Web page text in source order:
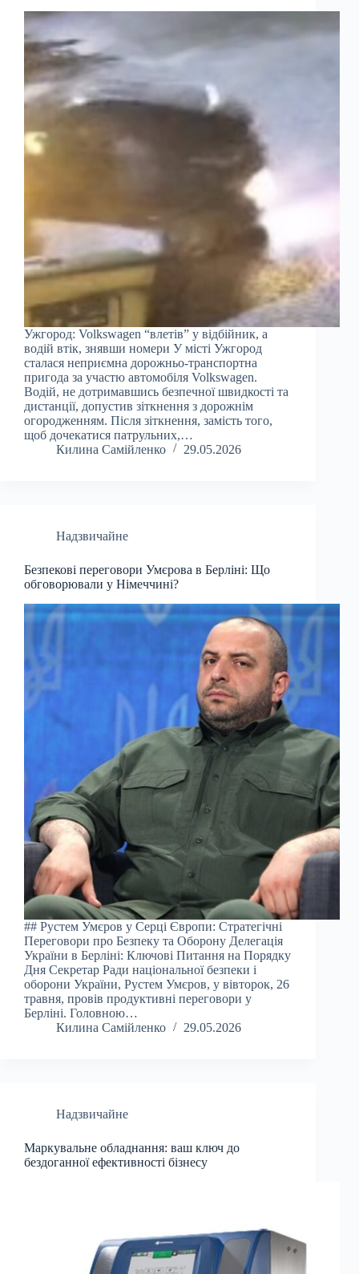
Ужгород: Volkswagen “влетів” у відбійник, а
водій втік, знявши номери У місті Ужгород
сталася неприємна дорожньо-транспортна
пригода за участю автомобіля Volkswagen.
Водій, не дотримавшись безпечної швидкості та
дистанції, допустив зіткнення з дорожнім
огородженням. Після зіткнення, замість того,
щоб дочекатися патрульних,…
Килина Самійленко
29.05.2026
Надзвичайне
Безпекові переговори Умєрова в Берліні: Що
обговорювали у Німеччині?
## Рустем Умєров у Серці Європи: Стратегічні
Переговори про Безпеку та Оборону Делегація
України в Берліні: Ключові Питання на Порядку
Дня Секретар Ради національної безпеки і
оборони України, Рустем Умєров, у вівторок, 26
травня, провів продуктивні переговори у
Берліні. Головною…
Килина Самійленко
29.05.2026
Надзвичайне
Маркувальне обладнання: ваш ключ до
бездоганної ефективності бізнесу